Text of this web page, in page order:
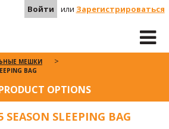
Войти или Зарегистрироваться
МЕШКИ
BAG
OPTIONS
SEASON SLEEPING BAG